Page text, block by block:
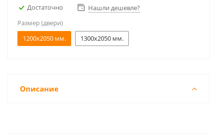
Достаточно
Нашли дешевле?
Размер (двери)
1200x2050 мм.
1300x2050 мм.
Описание